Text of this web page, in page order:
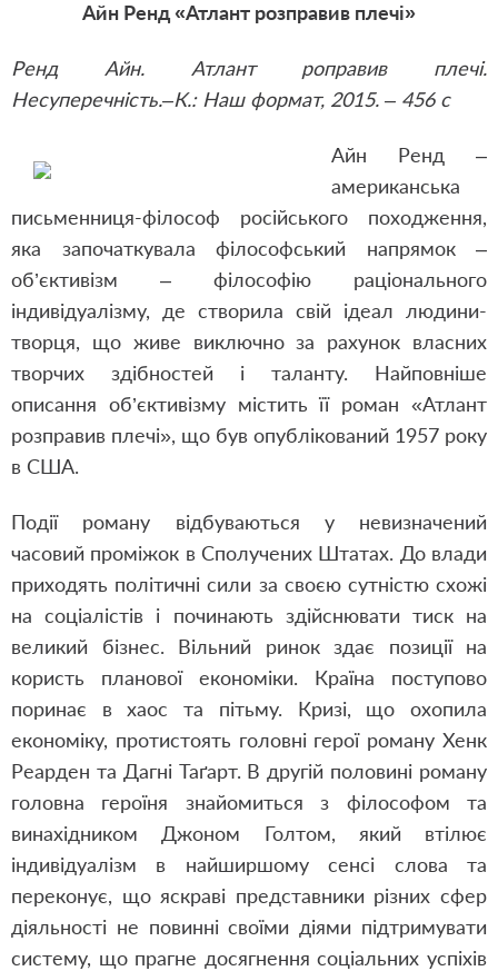
Айн Ренд «Атлант розправив плечі»
Ренд Айн. Атлант роправив плечі.
Несуперечність.–К.: Наш формат, 2015. – 456 с
Айн Ренд –
американська
письменниця-філософ російського походження,
яка започаткувала філософський напрямок –
об’єктивізм – філософію раціонального
індивідуалізму, де створила свій ідеал людини-
творця, що живе виключно за рахунок власних
творчих здібностей і таланту. Найповніше
описання об’єктивізму містить її роман «Атлант
розправив плечі», що був опублікований 1957 року
в США.
Події роману відбуваються у невизначений
часовий проміжок в Сполучених Штатах. До влади
приходять політичні сили за своєю сутністю схожі
на соціалістів і починають здійснювати тиск на
великий бізнес. Вільний ринок здає позиції на
користь планової економіки. Країна поступово
поринає в хаос та пітьму. Кризі, що охопила
економіку, протистоять головні герої роману Хенк
Реарден та Дагні Таґарт. В другій половині роману
головна героїня знайомиться з філософом та
винахідником Джоном Голтом, який втілює
індивідуалізм в найширшому сенсі слова та
переконує, що яскраві представники різних сфер
діяльності не повинні своїми діями підтримувати
систему, що прагне досягнення соціальних успіхів